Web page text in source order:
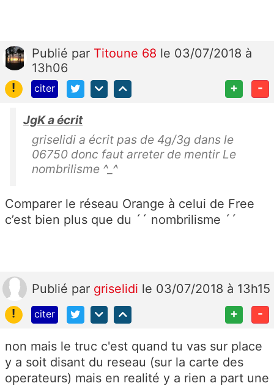
Publié par Titoune 68 le 03/07/2018 à
13h06
!
citer + -
JgK a écrit
griselidi a écrit pas de 4g/3g dans le
06750 donc faut arreter de mentir Le
nombrilisme ^_^
Comparer le réseau Orange à celui de Free
c’est bien plus que du ´´ nombrilisme ´´
Publié par griselidi le 03/07/2018 à 13h15
!
citer + -
non mais le truc c'est quand tu vas sur place
y a soit disant du reseau (sur la carte des
operateurs) mais en realité y a rien a part une